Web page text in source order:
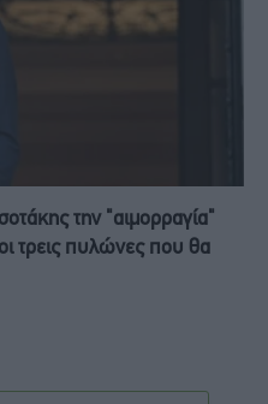
την "αιμορραγία"
οι τρεις πυλώνες που θα